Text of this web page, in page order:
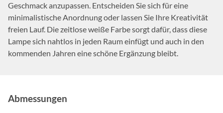
Geschmack anzupassen. Entscheiden Sie sich für eine
minimalistische Anordnung oder lassen Sie Ihre Kreativität
freien Lauf. Die zeitlose weiße Farbe sorgt dafür, dass diese
Lampe sich nahtlos in jeden Raum einfügt und auch in den
kommenden Jahren eine schöne Ergänzung bleibt.
Abmessungen